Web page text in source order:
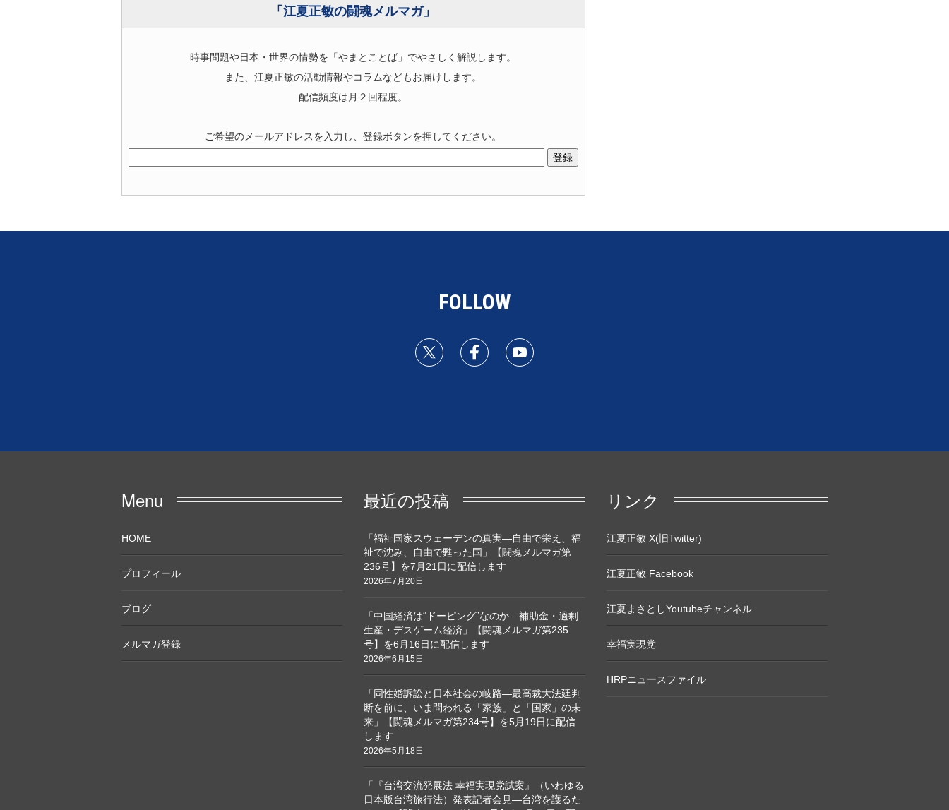
「江夏正敏の闘魂メルマガ」
時事問題や日本・世界の情勢を「やまとことば」でやさしく解説します。
また、江夏正敏の活動情報やコラムなどもお届けします。
配信頻度は月２回程度。
ご希望のメールアドレスを入力し、登録ボタンを押してください。
FOLLOW
Menu
HOME
プロフィール
ブログ
メルマガ登録
最近の投稿
「福祉国家スウェーデンの真実―自由で栄え、福
祉で沈み、自由で甦った国」【闘魂メルマガ第
236号】を7月21日に配信します
2026年7月20日
「中国経済は“ドーピング”なのか―補助金・過剰
生産・デスゲーム経済」【闘魂メルマガ第235
号】を6月16日に配信します
2026年6月15日
「同性婚訴訟と日本社会の岐路―最高裁大法廷判
断を前に、いま問われる「家族」と「国家」の未
来」【闘魂メルマガ第234号】を5月19日に配信
します
2026年5月18日
「『台湾交流発展法 幸福実現党試案』（いわゆる
日本版台湾旅行法）発表記者会見―台湾を護るた
リンク
江夏正敏 X(旧Twitter)
江夏正敏 Facebook
江夏まさとしYoutubeチャンネル
幸福実現党
HRPニュースファイル